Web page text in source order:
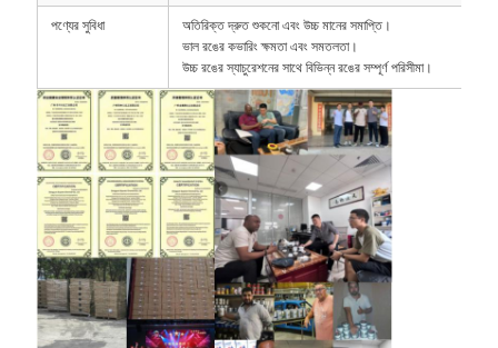
পণ্যের সুবিধা
অতিরিক্ত দ্রুত শুকনো এবং উচ্চ মানের সমাপ্তি।
ভাল রঙের কভারিং ক্ষমতা এবং সমতলতা।
উচ্চ রঙের স্যাচুরেশনের সাথে বিভিন্ন রঙের সম্পূর্ণ পরিসীমা।